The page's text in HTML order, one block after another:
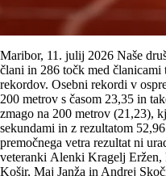
Maribor, 11. julij 2026 Naše
člani in 286 točk med članicami
rekordov. Osebni rekordi v
200 metrov s časom 23,35 in
zmago na 200 metrov (21,23),
sekundami in z rezultatom
premočnega vetra rezultat ni
veteranki Alenki Kragelj Eržen,
Košir, Maj Janža in Andrej